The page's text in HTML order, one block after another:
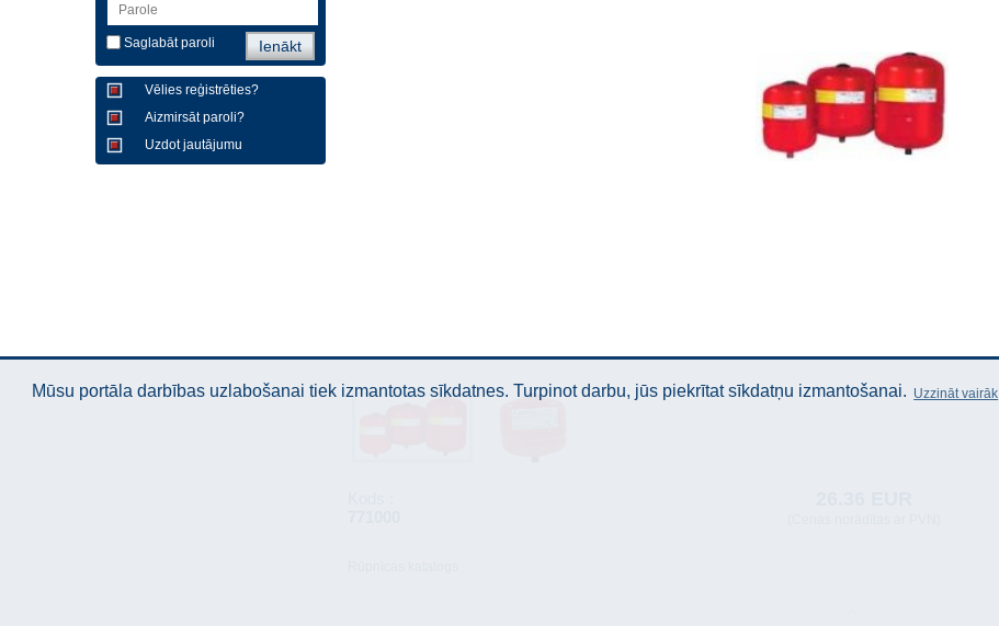
Saglabāt paroli
Vēlies reģistrēties?
Aizmirsāt paroli?
Uzdot jautājumu
Mūsu portāla darbības uzlabošanai tiek izmantotas sīkdatnes. Turpinot darbu, jūs piekrītat sīkdatņu izmantošanai. Uzzināt vairāk